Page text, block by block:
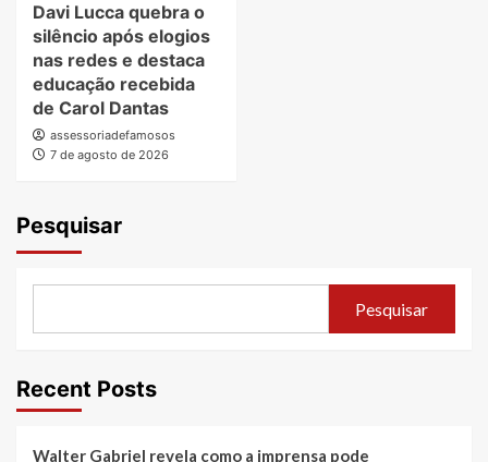
Davi Lucca quebra o
silêncio após elogios
nas redes e destaca
educação recebida
de Carol Dantas
assessoriadefamosos
7 de agosto de 2026
Pesquisar
Pesquisar
Recent Posts
Walter Gabriel revela como a imprensa pode